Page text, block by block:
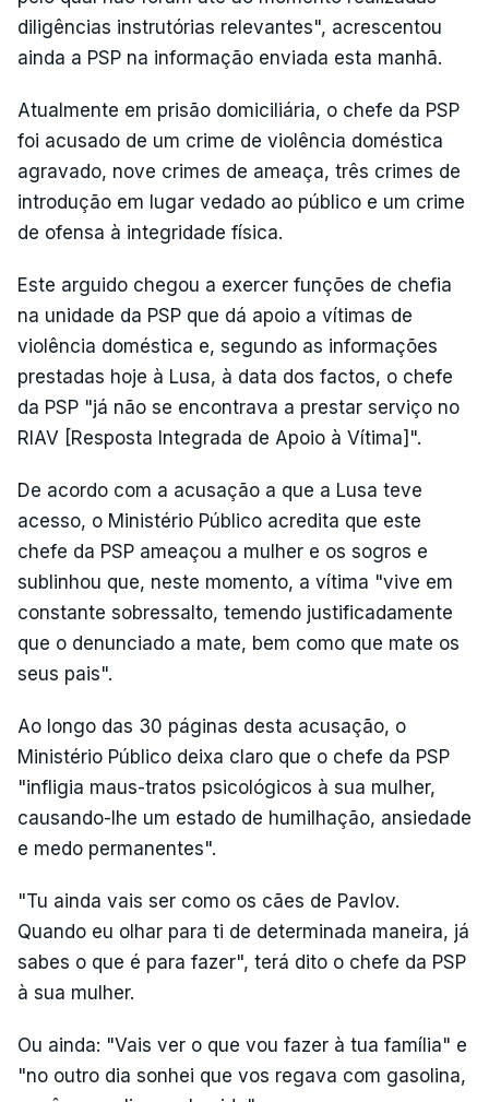
diligências instrutórias relevantes", acrescentou
ainda a PSP na informação enviada esta manhã.
Atualmente em prisão domiciliária, o chefe da PSP
foi acusado de um crime de violência doméstica
agravado, nove crimes de ameaça, três crimes de
introdução em lugar vedado ao público e um crime
de ofensa à integridade física.
Este arguido chegou a exercer funções de chefia
na unidade da PSP que dá apoio a vítimas de
violência doméstica e, segundo as informações
prestadas hoje à Lusa, à data dos factos, o chefe
da PSP "já não se encontrava a prestar serviço no
RIAV [Resposta Integrada de Apoio à Vítima]".
De acordo com a acusação a que a Lusa teve
acesso, o Ministério Público acredita que este
chefe da PSP ameaçou a mulher e os sogros e
sublinhou que, neste momento, a vítima "vive em
constante sobressalto, temendo justificadamente
que o denunciado a mate, bem como que mate os
seus pais".
Ao longo das 30 páginas desta acusação, o
Ministério Público deixa claro que o chefe da PSP
"infligia maus-tratos psicológicos à sua mulher,
causando-lhe um estado de humilhação, ansiedade
e medo permanentes".
"Tu ainda vais ser como os cães de Pavlov.
Quando eu olhar para ti de determinada maneira, já
sabes o que é para fazer", terá dito o chefe da PSP
à sua mulher.
Ou ainda: "Vais ver o que vou fazer à tua família" e
"no outro dia sonhei que vos regava com gasolina,